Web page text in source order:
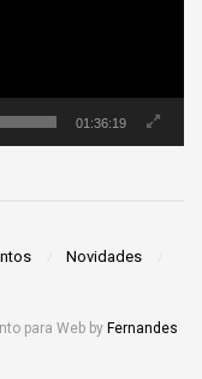
01:36:19
Novidades
para Web by Fernandes